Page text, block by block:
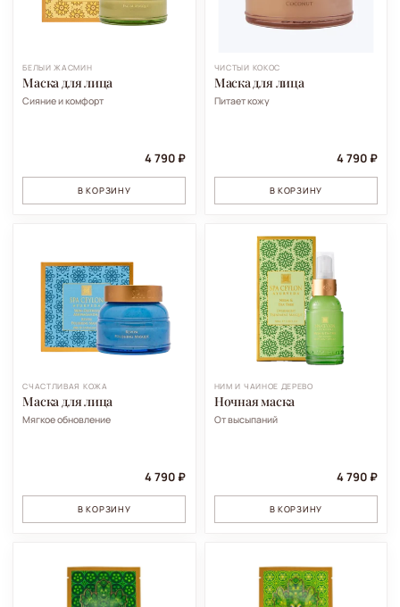
БЕЛЫЙ ЖАСМИН
Маска для лица
Сияние и комфорт
4 790 ₽
В КОРЗИНУ
ЧИСТЫЙ КОКОС
Маска для лица
Питает кожу
4 790 ₽
В КОРЗИНУ
СЧАСТЛИВАЯ КОЖА
Маска для лица
Мягкое обновление
4 790 ₽
В КОРЗИНУ
НИМ И ЧАЙНОЕ ДЕРЕВО
Ночная маска
От высыпаний
4 790 ₽
В КОРЗИНУ